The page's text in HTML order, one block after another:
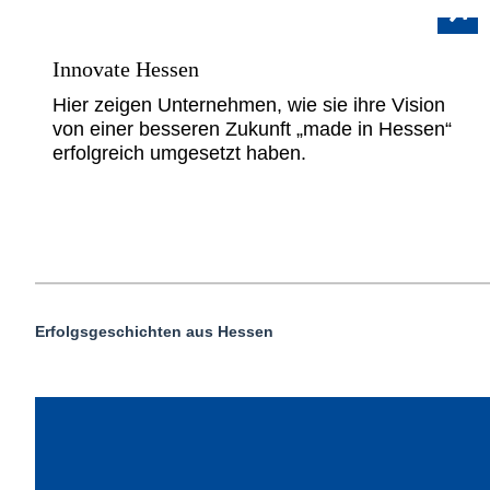
Innovate Hessen
Hier zeigen Unternehmen, wie sie ihre Vision
von einer besseren Zukunft „made in Hessen“
erfolgreich umgesetzt haben.
Erfolgsgeschichten aus Hessen